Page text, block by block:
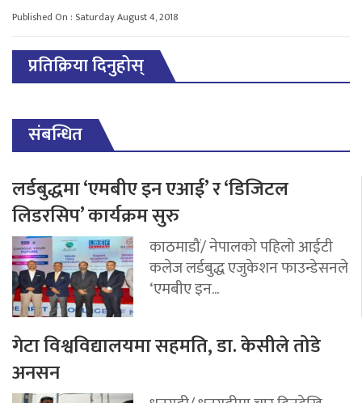
Published On : Saturday August 4, 2018
प्रतिक्रिया दिनुहोस्
संबन्धित
लर्डबुद्धमा ‘एमबीए इन एआई’ र ‘डिजिटल
लिडरसिप’ कार्यक्रम सुरु
काठमाडौं/ नेपालको पहिलो आईटी
कलेज लर्डबुद्ध एजुकेशन फाउन्डेसनले
‘एमबीए इन...
गेटा विश्वविद्यालयमा सहमति, डा. केसीले तोडे
अनसन